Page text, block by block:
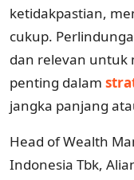
ketidakpastian,
cukup.
dan relevan untuk
penting dalam
jangka panjang
Head of Wealth
Indonesia Tbk,